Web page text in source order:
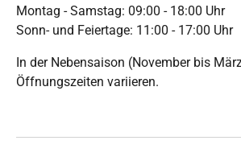
Montag - Samstag: 09:00 - 18:00 Uhr
Sonn- und Feiertage: 11:00 - 17:00 Uhr
In der Nebensaison (November bis
Öffnungszeiten variieren.